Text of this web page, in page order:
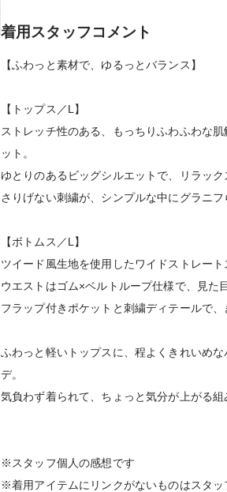
着用スタッフコメント
【ふわっと素材で、ゆるっとバランス】
【トップス／L】
ストレッチ性のある、もっちりふわふわな
ット。
ゆとりのあるビッグシルエットで、リラック
さりげない刺繍が、シンプルな中にグラニフ
【ボトムス／L】
ツイード風生地を使用したワイドストレート
ウエストはゴム×ベルトループ仕様で、見た
フラップ付きポケットと刺繍ディテールで、
ふわっと軽いトップスに、程よくきれいめ
デ。
気負わず着られて、ちょっと気分が上がる組
※スタッフ個人の感想です
※着用アイテムにリンクがないものはスタッ